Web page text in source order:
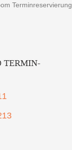
Terminreservierung
TERMIN-